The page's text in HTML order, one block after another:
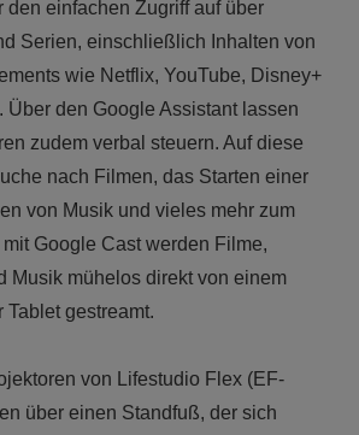
einfachen Zugriff auf über
Serien, einschließlich Inhalten von
wie Netflix, YouTube, Disney+
Über den Google Assistant lassen
zudem verbal steuern. Auf diese
nach Filmen, das Starten einer
von Musik und vieles mehr zum
Google Cast werden Filme,
Musik mühelos direkt von einem
Tablet gestreamt.
von Lifestudio Flex (EF-
über einen Standfuß, der sich